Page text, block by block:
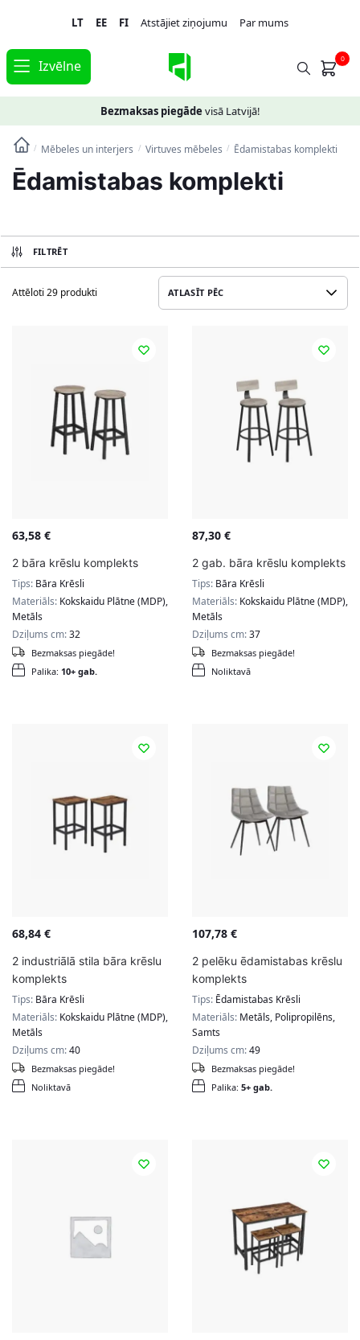
navigation
content
LT EE FI Atstājiet ziņojumu Par mums
Izvēlne 0
Bezmaksas piegāde visā Latvijā!
/ Mēbeles un interjers / Virtuves mēbeles / Ēdamistabas komplekti
Ēdamistabas komplekti
FILTRĒT
Attēloti 29 produkti
63,58 €
2 bāra krēslu komplekts
Tips: Bāra Krēsli
Materiāls: Kokskaidu Plātne (MDP),
Metāls
Dziļums cm:32
Palika: 10+ gab.
Bezmaksas piegāde!
87,30 €
2 gab. bāra krēslu komplekts
Tips: Bāra Krēsli
Materiāls: Kokskaidu Plātne (MDP),
Metāls
Dziļums cm:37
Noliktavā
Bezmaksas piegāde!
68,84 €
2 industriālā stila bāra krēslu
komplekts
Tips: Bāra Krēsli
Materiāls: Kokskaidu Plātne (MDP),
Metāls
Dziļums cm:40
Noliktavā
Bezmaksas piegāde!
107,78 €
2 pelēku ēdamistabas krēslu
komplekts
Tips: Ēdamistabas Krēsli
Materiāls: Metāls, Polipropilēns,
Samts
Dziļums cm:49
Palika: 5+ gab.
Bezmaksas piegāde!